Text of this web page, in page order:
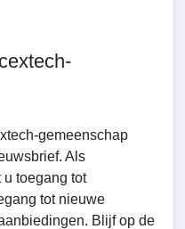
gemeenschap
Als
toegang tot
tot nieuwe
Blijf op de